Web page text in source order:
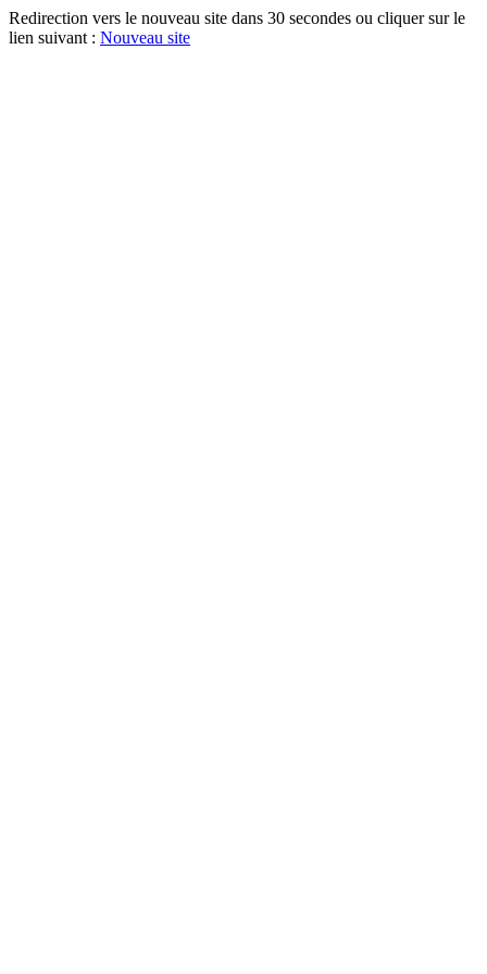
Redirection vers le nouveau site dans 30 secondes ou cliquer sur le
lien suivant : Nouveau site